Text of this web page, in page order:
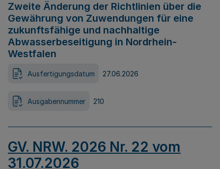
Zweite Änderung der Richtlinien über die
Gewährung von Zuwendungen für eine
zukunftsfähige und nachhaltige
Abwasserbeseitigung in Nordrhein-
Westfalen
Ausfertigungsdatum 27.06.2026
Ausgabennummer 210
GV. NRW. 2026 Nr. 22 vom
31.07.2026